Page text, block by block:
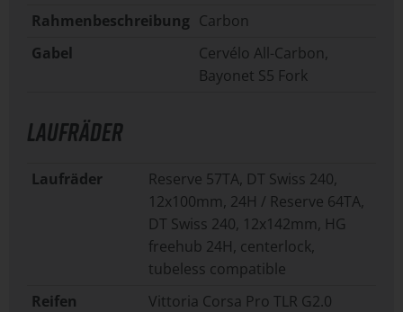
Rahmenbeschreibung Carbon
Gabel
Cervélo All-Carbon,
Bayonet S5 Fork
LAUFRÄDER
Laufräder
Reserve 57TA, DT Swiss 240,
12x100mm, 24H / Reserve 64TA,
DT Swiss 240, 12x142mm, HG
freehub 24H, centerlock,
tubeless compatible
Reifen
Vittoria Corsa Pro TLR G2.0